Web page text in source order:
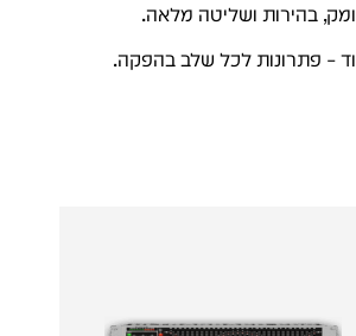
בהירות ושליטה מלאה.
– פתרונות לכל שלב בהפקה.